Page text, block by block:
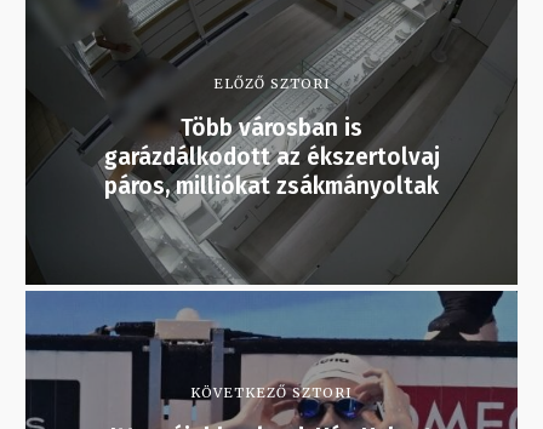
ELŐZŐ SZTORI
Több városban is
garázdálkodott az ékszertolvaj
páros, milliókat zsákmányoltak
KÖVETKEZŐ SZTORI